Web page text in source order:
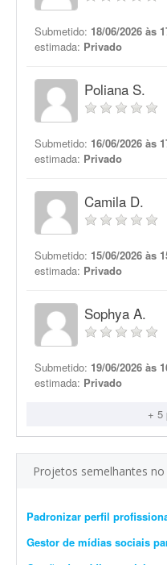
Submetido: 18/06/2026 às
estimada: Privado
Poliana S.
Submetido: 16/06/2026 às
estimada: Privado
Camila D.
Submetido: 15/06/2026 às
estimada: Privado
Sophya A.
Submetido: 19/06/2026 às
estimada: Privado
+ 5
Projetos semelhantes no
Padronizar perfil
Gestor de mídias sociais